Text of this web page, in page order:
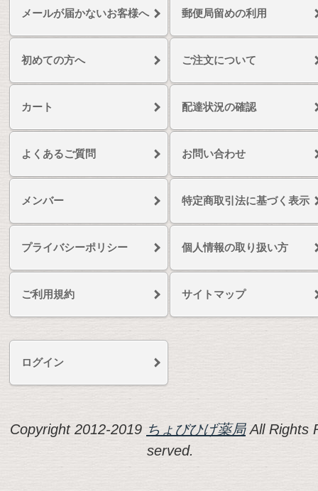
メールが届かないお客様へ 郵便局留めの利用
初めての方へ ご注文について
カート 配達状況の確認
よくあるご質問 お問い合わせ
メンバー 特定商取引法に基づく表示
プライバシーポリシー 個人情報の取り扱い方
ご利用規約 サイトマップ
ログイン
Copyright 2012-2019 ちょびひげ薬局All Rights
served.